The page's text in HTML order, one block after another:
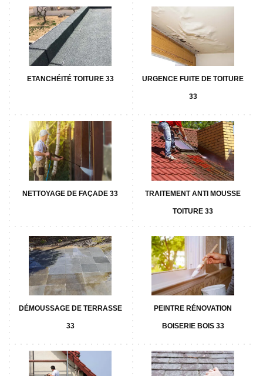
ETANCHÉITÉ TOITURE 33 URGENCE FUITE DE TOITURE
33
NETTOYAGE DE FAÇADE 33 TRAITEMENT ANTI MOUSSE
TOITURE 33
DÉMOUSSAGE DE TERRASSE
33
PEINTRE RÉNOVATION
BOISERIE BOIS 33